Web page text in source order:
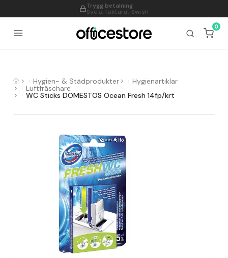
Trygg betalning
Svea, faktura, Swish
995
0
Hygien- & Städprodukter Hygienartiklar
Luftfräschare
WC Sticks DOMESTOS Ocean Fresh 14fp/krt